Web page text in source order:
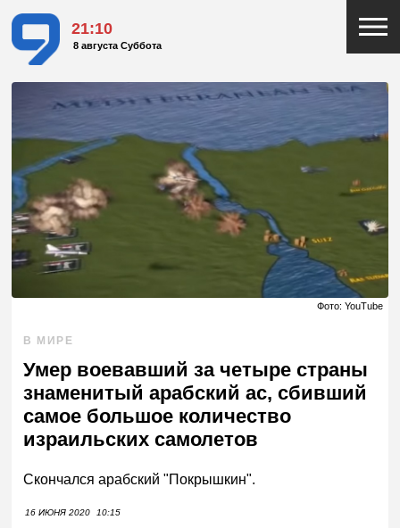
21:10
8 августа Суббота
Фото: YouTube
В МИРЕ
Умер воевавший за четыре страны
знаменитый арабский ас, сбивший
самое большое количество
израильских самолетов
Скончался арабский "Покрышкин".
16 ИЮНЯ 2020 10:15